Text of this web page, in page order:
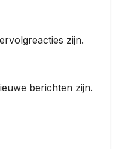
zijn.
berichten zijn.